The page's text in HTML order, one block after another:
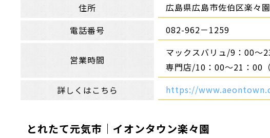
住所
広島県広島市佐伯区楽々
電話番号
082-962－1259
営業時間
マックスバリュ/9：00～
専門店/10：00～21：00
詳しくはこちら
https://
とれたて元気市｜イオンタウン楽々園